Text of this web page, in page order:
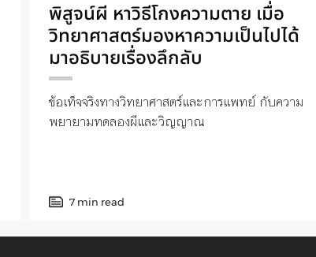
พิสูจน์ผี หาวิธีโกงความตาย เมื่อ
วิทยาศาสตร์มองหาความเป็นไปได้
มาอธิบายเรื่องลึกลับ
ข้อเท็จจริงทางวิทยาศาสตร์และการแพทย์ กับความ
พยายามทดลองผีและวิญญาณ
7 min read